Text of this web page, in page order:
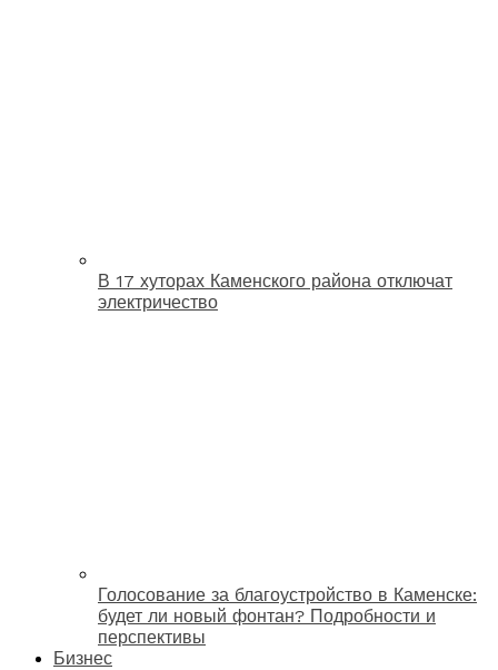
В 17 хуторах Каменского района отключат
электричество
Голосование за благоустройство в Каменске:
будет ли новый фонтан? Подробности и
перспективы
Бизнес